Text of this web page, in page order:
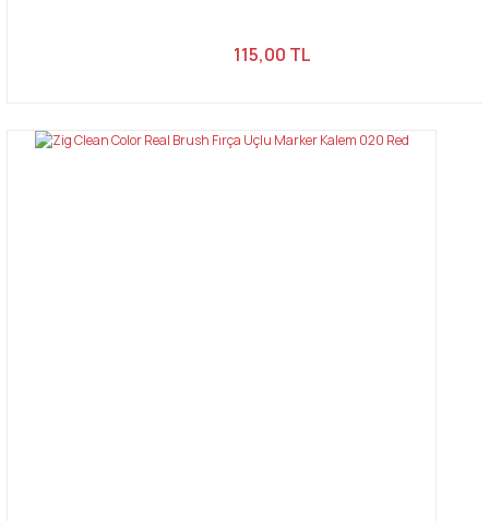
115,00 TL